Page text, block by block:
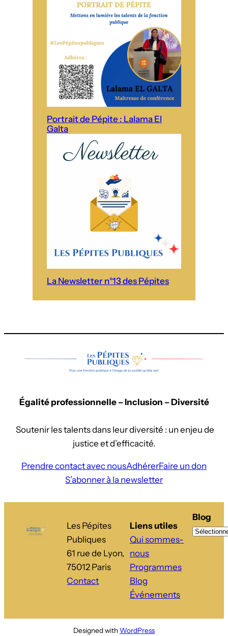
Portrait de Pépite : Lalama El
Galta
La Newsletter n°13 des Pépites
Égalité professionnelle – Inclusion – Diversité
Soutenir les talents dans leur diversité : un enjeu de
justice et d’efficacité.
Prendre contact avec nousAdhérerFaire un don
S’abonner à la newsletter
Les Pépites
Publiques
61 rue de Lyon,
75012 Paris
Contact
Liens utiles
Qui sommes-
nous
Programmes
Blog
Événements
Blog
Designed withWordPress